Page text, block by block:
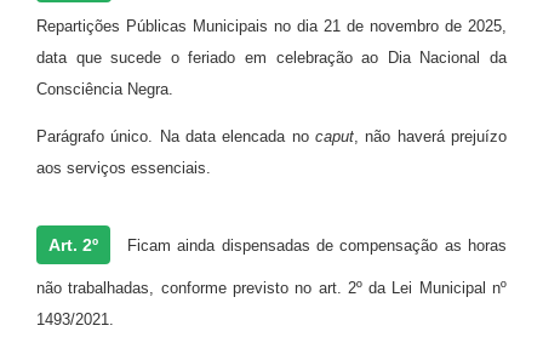
Repartições Públicas Municipais no dia 21 de novembro de 2025,
data que sucede o feriado em celebração ao Dia Nacional da
Consciência Negra.
Parágrafo único. Na data elencada nocaput, não haverá prejuízo
aos serviços essenciais.
Art. 2º Ficam ainda dispensadas de compensação as horas
não trabalhadas, conforme previsto no art. 2º da Lei Municipal nº
1493/2021.